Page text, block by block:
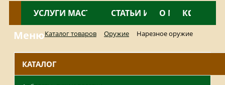
КАТАЛОГ
УСЛУГИ МАСТЕРСКОЙНОВОСТИ
СТАТЬИ И ОБЗОРЫ
О МАГАЗИНЕ
МенюКаталог товаров Оружие Нарезное оружие
КАТАЛОГ